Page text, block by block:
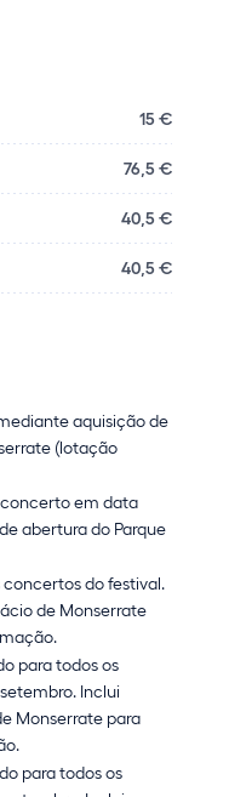
15 €
76,5 €
40,5 €
40,5 €
aquisição de
(lotação
em data
abertura do Parque
do festival.
de Monserrate
para todos os
Inclui
Monserrate para
para todos os